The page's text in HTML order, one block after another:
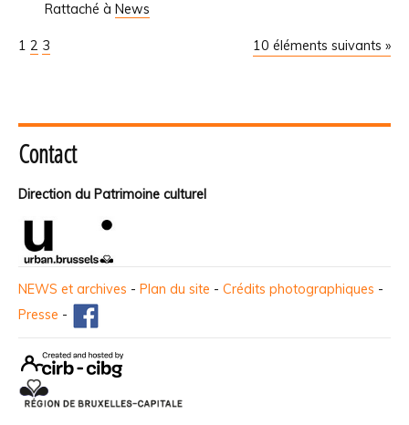
Rattaché à News
10 éléments suivants »
1 2 3
Contact
Direction du Patrimoine culturel
NEWS et archives - Plan du site - Crédits photographiques -
Presse -